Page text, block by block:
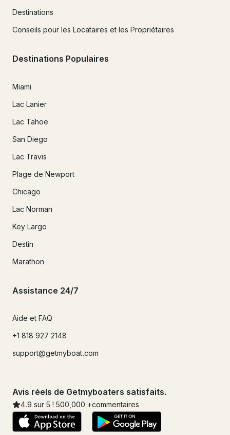
Destinations
Conseils pour les Locataires et les Propriétaires
Destinations Populaires
Miami
Lac Lanier
Lac Tahoe
San Diego
Lac Travis
Plage de Newport
Chicago
Lac Norman
Key Largo
Destin
Marathon
Assistance 24/7
Aide et FAQ
+1 818 927 2148
support@getmyboat.com
Avis réels de Getmyboaters satisfaits.
4.9 sur 5 ! 500,000 +commentaires